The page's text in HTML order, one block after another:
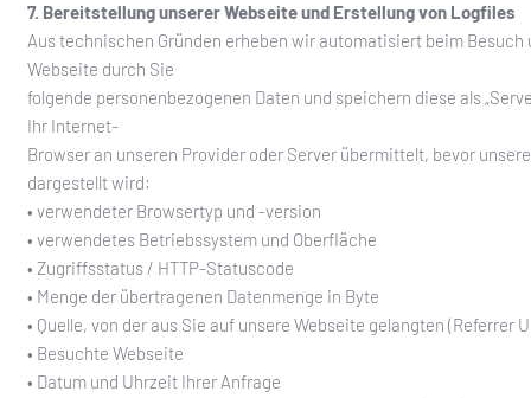
7. Bereitstellung unserer Webseite und Erstellung von Logfiles
Aus technischen Gründen erheben wir automatisiert beim Besuch
Webseite durch Sie
folgende personenbezogenen Daten und speichern diese als
Ihr Internet-
Browser an unseren Provider oder Server übermittelt, bevor
dargestellt wird:
• verwendeter Browsertyp und -version
• verwendetes Betriebssystem und Oberfläche
• Zugriffsstatus / HTTP-Statuscode
• Menge der übertragenen Datenmenge in Byte
• Quelle, von der aus Sie auf unsere Webseite gelangten (Referrer
• Besuchte Webseite
• Datum und Uhrzeit Ihrer Anfrage